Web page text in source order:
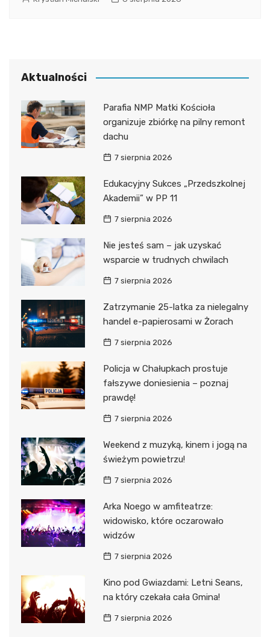
Aktualności
Parafia NMP Matki Kościoła
organizuje zbiórkę na pilny remont
dachu
7 sierpnia 2026
Edukacyjny Sukces „Przedszkolnej
Akademii” w PP 11
7 sierpnia 2026
Nie jesteś sam – jak uzyskać
wsparcie w trudnych chwilach
7 sierpnia 2026
Zatrzymanie 25-latka za nielegalny
handel e-papierosami w Żorach
7 sierpnia 2026
Policja w Chałupkach prostuje
fałszywe doniesienia – poznaj
prawdę!
7 sierpnia 2026
Weekend z muzyką, kinem i jogą na
świeżym powietrzu!
7 sierpnia 2026
Arka Noego w amfiteatrze:
widowisko, które oczarowało
widzów
7 sierpnia 2026
Kino pod Gwiazdami: Letni Seans,
na który czekała cała Gmina!
7 sierpnia 2026